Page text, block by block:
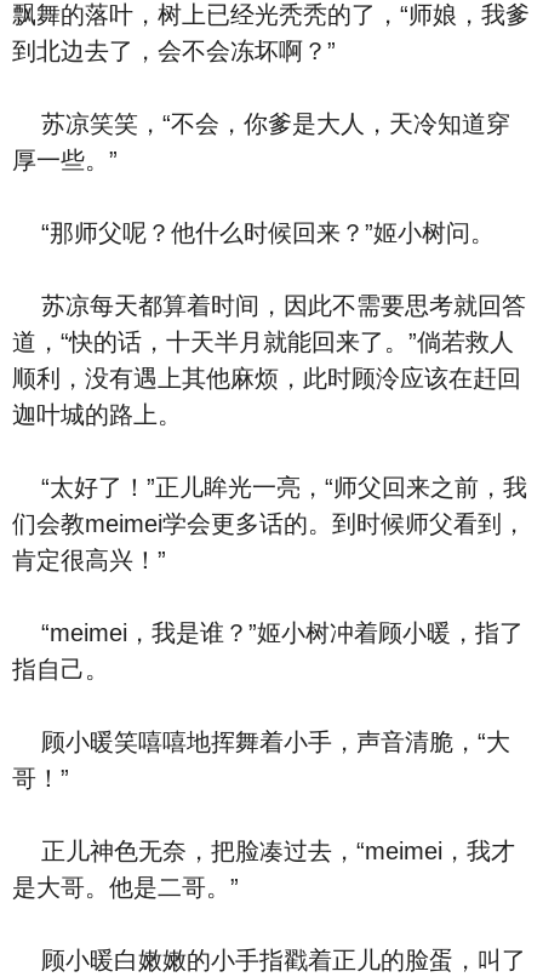
飘舞的落叶，树上已经光秃秃的了，“师娘，我爹
到北边去了，会不会冻坏啊？”
苏凉笑笑，“不会，你爹是大人，天冷知道穿
厚一些。”
“那师父呢？他什么时候回来？”姬小树问。
苏凉每天都算着时间，因此不需要思考就回答
道，“快的话，十天半月就能回来了。”倘若救人
顺利，没有遇上其他麻烦，此时顾泠应该在赶回
迦叶城的路上。
“太好了！”正儿眸光一亮，“师父回来之前，我
们会教meimei学会更多话的。到时候师父看到，
肯定很高兴！”
“meimei，我是谁？”姬小树冲着顾小暖，指了
指自己。
顾小暖笑嘻嘻地挥舞着小手，声音清脆，“大
哥！”
正儿神色无奈，把脸凑过去，“meimei，我才
是大哥。他是二哥。”
顾小暖白嫩嫩的小手指戳着正儿的脸蛋，叫了